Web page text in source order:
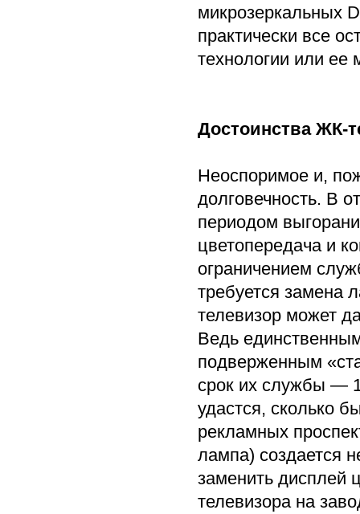
микрозеркальных
практически все
технологии или
Достоинства ЖК-
Неоспоримое и,
долговечность. В
периодом
цветопередача и
ограничением
требуется замена
телевизор может
Ведь
подверженным
срок их службы —
удастся, сколько
рекламных
лампа) создается
заменить дисплей
телевизора на